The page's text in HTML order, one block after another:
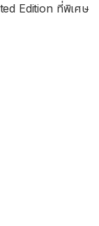
Edition ที่พิเศษ